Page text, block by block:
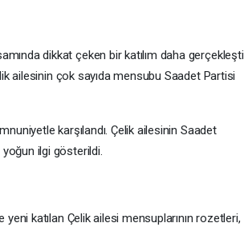
dikkat çeken bir katılım daha gerçekleşti.
ailesinin çok sayıda mensubu Saadet Partisi
karşılandı. Çelik ailesinin Saadet
yoğun ilgi gösterildi.
katılan Çelik ailesi mensuplarının rozetleri,